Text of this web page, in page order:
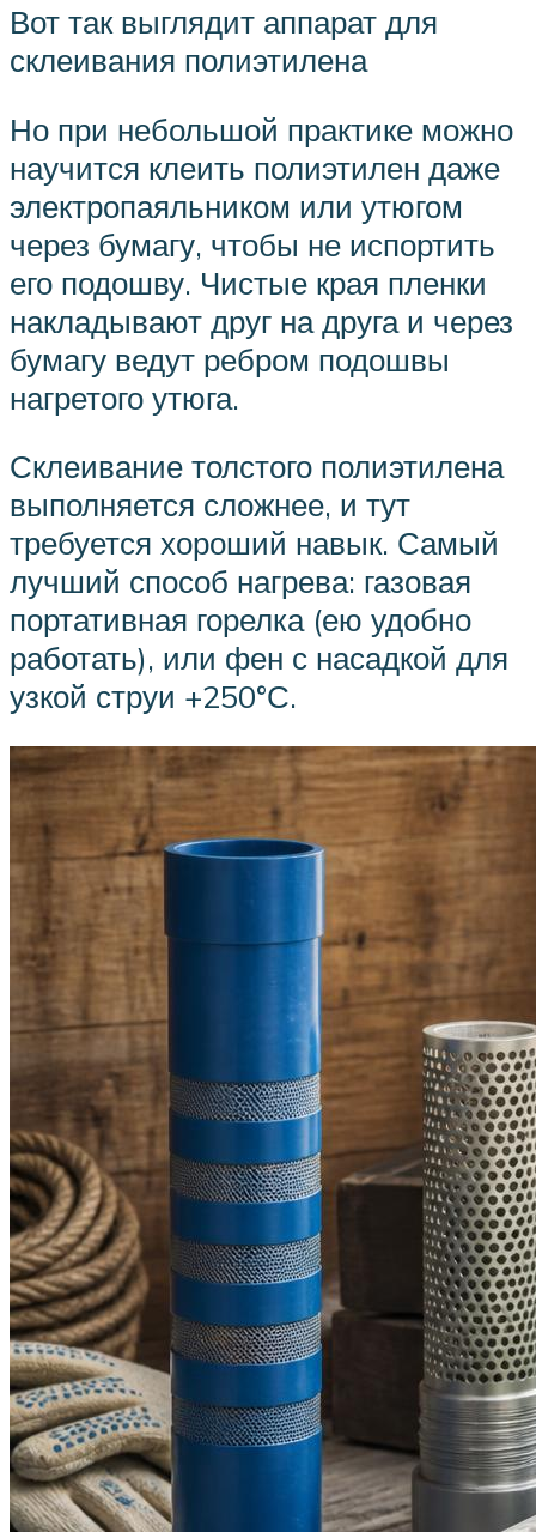
Вот так выглядит аппарат для
склеивания полиэтилена
Но при небольшой практике можно
научится клеить полиэтилен даже
электропаяльником или утюгом
через бумагу, чтобы не испортить
его подошву. Чистые края пленки
накладывают друг на друга и через
бумагу ведут ребром подошвы
нагретого утюга.
Склеивание толстого полиэтилена
выполняется сложнее, и тут
требуется хороший навык. Самый
лучший способ нагрева: газовая
портативная горелка (ею удобно
работать), или фен с насадкой для
узкой струи +250°С.